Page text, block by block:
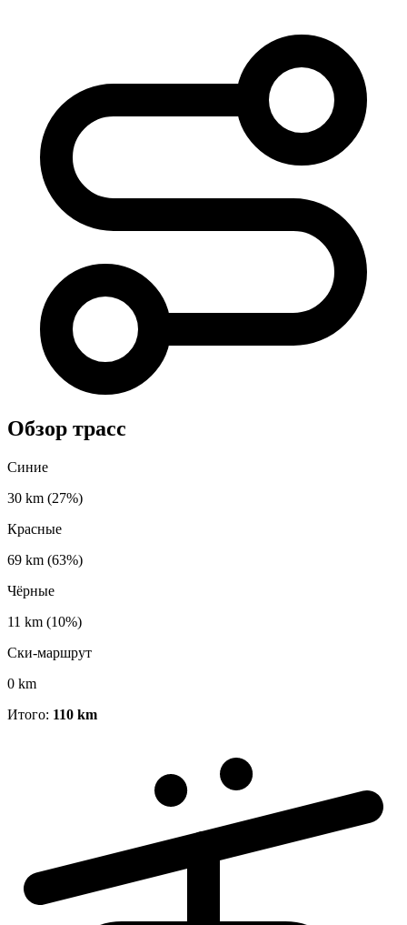
Обзор трасс
Синие
30 km (27%)
Красные
69 km (63%)
Чёрные
11 km (10%)
Ски-маршрут
0 km
Итого: 110 km